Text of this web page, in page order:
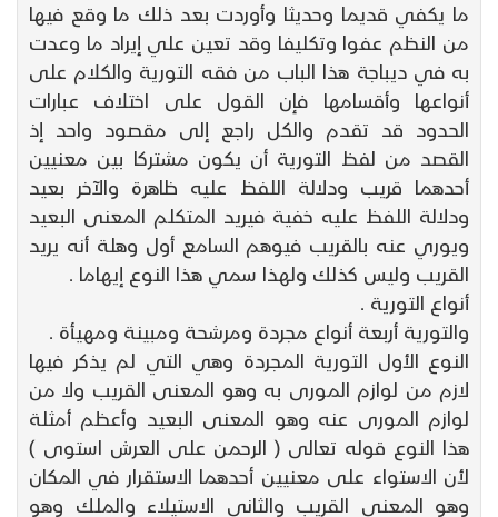
ما يكفي قديما وحديثا وأوردت بعد ذلك ما وقع فيها
من النظم عفوا وتكليفا وقد تعين علي إيراد ما وعدت
به في ديباجة هذا الباب من فقه التورية والكلام على
أنواعها وأقسامها فإن القول على اختلاف عبارات
الحدود قد تقدم والكل راجع إلى مقصود واحد إذ
القصد من لفظ التورية أن يكون مشتركا بين معنيين
أحدهما قريب ودلالة اللفظ عليه ظاهرة والآخر بعيد
ودلالة اللفظ عليه خفية فيريد المتكلم المعنى البعيد
ويوري عنه بالقريب فيوهم السامع أول وهلة أنه يريد
القريب وليس كذلك ولهذا سمي هذا النوع إيهاما .
أنواع التورية .
والتورية أربعة أنواع مجردة ومرشحة ومبينة ومهيأة .
النوع الأول التورية المجردة وهي التي لم يذكر فيها
لازم من لوازم المورى به وهو المعنى القريب ولا من
لوازم المورى عنه وهو المعنى البعيد وأعظم أمثلة
هذا النوع قوله تعالى ( الرحمن على العرش استوى )
لأن الاستواء على معنيين أحدهما الاستقرار في المكان
وهو المعنى القريب والثاني الاستيلاء والملك وهو